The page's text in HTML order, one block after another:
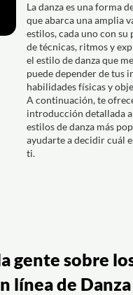
La danza es una forma
que abarca una amplia
estilos, cada uno con
de técnicas, ritmos y
el estilo de danza que
puede depender de tus
habilidades físicas y
A continuación, te
introducción detallada
estilos de danza más
ayudarte a decidir cuál
ti.
gente sobre
línea de Danza